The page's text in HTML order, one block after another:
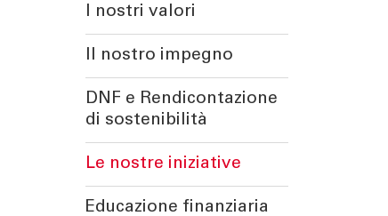
Giovani - SparkI nostri valori
Il nostro impegno
DNF e Rendicontazione
di sostenibilità
Le nostre iniziative
Educazione finanziaria